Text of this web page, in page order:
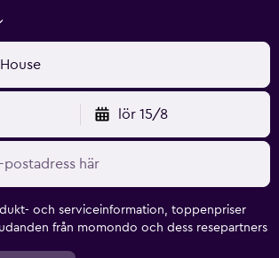
lör 15/8
och serviceinformation, toppenpriser
från momondo och dess resepartners